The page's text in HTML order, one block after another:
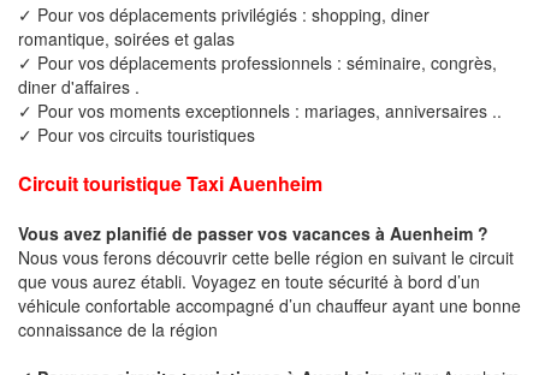
✓ Pour vos déplacements privilégiés : shopping, diner
romantique, soirées et galas
✓ Pour vos déplacements professionnels : séminaire, congrès,
diner d'affaires .
✓ Pour vos moments exceptionnels : mariages, anniversaires ..
✓ Pour vos circuits touristiques
Circuit touristique Taxi Auenheim
Vous avez planifié de passer vos vacances à Auenheim ?
Nous vous ferons découvrir cette belle région en suivant le circuit
que vous aurez établi. Voyagez en toute sécurité à bord d’un
véhicule confortable accompagné d’un chauffeur ayant une bonne
connaissance de la région